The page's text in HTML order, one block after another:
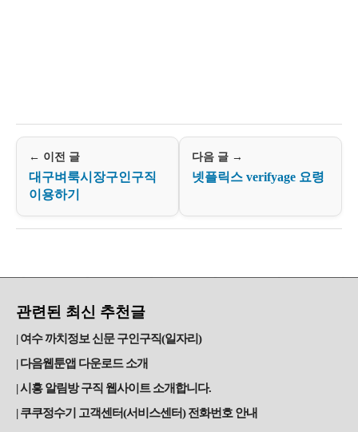
← 이전 글
대구벼룩시장구인구직
이용하기
다음 글 →
넷플릭스 verifyage 요령
관련된 최신 추천글
여수 까치정보 신문 구인구직(일자리)
다음웹툰앱 다운로드 소개
시흥 알림방 구직 웹사이트 소개합니다.
쿠쿠정수기 고객센터(서비스센터) 전화번호 안내